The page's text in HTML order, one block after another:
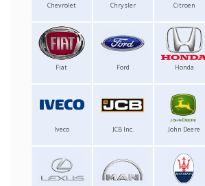
Chevrolet Chrysler Citroen
Fiat Ford Honda
Iveco JCB Inc. John Deere